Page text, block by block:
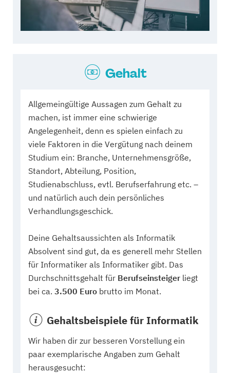
Gehalt
Allgemeingültige Aussagen zum Gehalt zu
machen, ist immer eine schwierige
Angelegenheit, denn es spielen einfach zu
viele Faktoren in die Vergütung nach deinem
Studium ein: Branche, Unternehmensgröße,
Standort, Abteilung, Position,
Studienabschluss, evtl. Berufserfahrung etc. –
und natürlich auch dein persönliches
Verhandlungsgeschick.
Deine Gehaltsaussichten als Informatik
Absolvent sind gut, da es generell mehr Stellen
für Informatiker als Informatiker gibt. Das
Durchschnittsgehalt für Berufseinsteiger liegt
bei ca. 3.500 Euro brutto im Monat.
Gehaltsbeispiele für Informatik
Wir haben dir zur besseren Vorstellung ein
paar exemplarische Angaben zum Gehalt
herausgesucht: